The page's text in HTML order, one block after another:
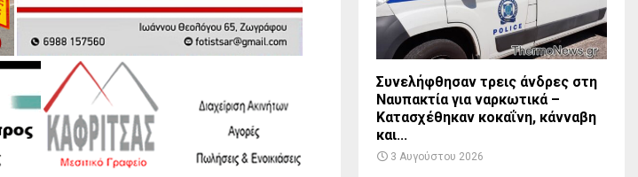
Συνελήφθησαν τρεις άνδρες στη
Ναυπακτία για ναρκωτικά –
Κατασχέθηκαν κοκαΐνη, κάνναβη
και...
3 Αυγούστου 2026